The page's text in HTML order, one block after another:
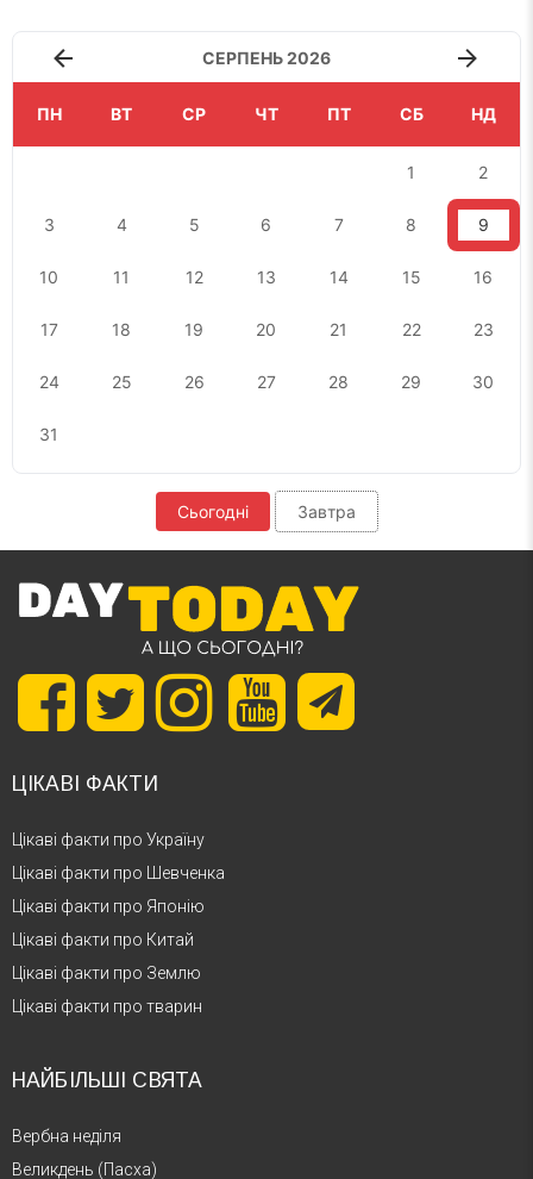
СЕРПЕНЬ 2026
ПН ВТ СР ЧТ ПТ СБ НД
1 2
3 4 5 6 7 8 9
10 11 12 13 14 15 16
17 18 19 20 21 22 23
24 25 26 27 28 29 30
31
Сьогодні Завтра
ЦІКАВІ ФАКТИ
Цікаві факти про Україну
Цікаві факти про Шевченка
Цікаві факти про Японію
Цікаві факти про Китай
Цікаві факти про Землю
Цікаві факти про тварин
НАЙБІЛЬШІ СВЯТА
Вербна неділя
Великдень (Пасха)